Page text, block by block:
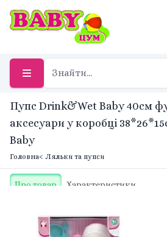
Пупс Drink&Wet Baby 40см
аксесуари у коробці
Baby
Головна< Ляльки та пупси
Про товар Характеристики